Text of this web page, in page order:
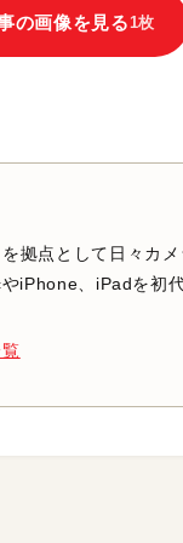
の画像を見る 1枚
拠点として日々カ
iPhone、iPadを初